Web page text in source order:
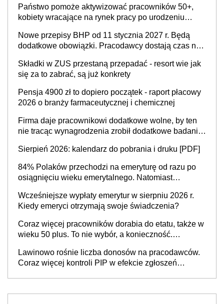
Państwo pomoże aktywizować pracowników 50+,
kobiety wracające na rynek pracy po urodzeniu
neuroatypowe. Powstanie Fundusz na rzecz
Inkluzywności w Zatrudnianiu?
Nowe przepisy BHP od 11 stycznia 2027 r. Będą
dodatkowe obowiązki. Pracodawcy dostają czas na
Składki w ZUS przestaną przepadać - resort wie jak
się za to zabrać, są już konkrety
Pensja 4900 zł to dopiero początek - raport płacowy
2026 o branży farmaceutycznej i chemicznej
Firma daje pracownikowi dodatkowe wolne, by ten
nie tracąc wynagrodzenia zrobił dodatkowe badania.
Sierpień 2026: kalendarz do pobrania i druku [PDF]
84% Polaków przechodzi na emeryturę od razu po
osiągnięciu wieku emerytalnego. Natomiast
stanie? Pracownicy 45+ to siła napędowa
gospodarki
Wcześniejsze wypłaty emerytur w sierpniu 2026 r.
Kiedy emeryci otrzymają swoje świadczenia?
Coraz więcej pracowników dorabia do etatu, także w
wieku 50 plus. To nie wybór, a konieczność.
Lawinowo rośnie liczba donosów na pracodawców.
Coraz więcej kontroli PIP w efekcie zgłoszeń